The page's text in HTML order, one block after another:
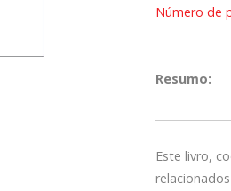
Número de
Resumo:
Este livro,